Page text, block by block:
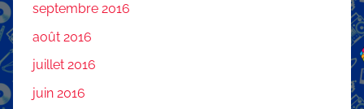
septembre 2016
août 2016
juillet 2016
juin 2016